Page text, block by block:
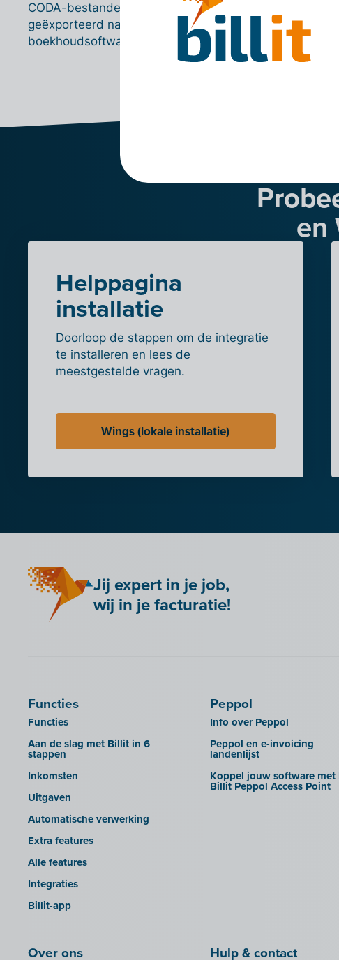
CODA-bestanden mee
geëxporteerd naar de
boekhoudsoftware.
en
Helppagina
installatie
Doorloop de stappen om de integratie
te installeren en lees de
meestgestelde vragen.
Wings (lokale installatie)
Jij expert in je job,
wij in je facturatie!
Functies
Functies
Aan de slag met Billit in 6
stappen
Inkomsten
Uitgaven
Automatische verwerking
Extra features
Alle features
Integraties
Billit-app
Peppol
Info over Peppol
Peppol en e-invoicing
landenlijst
Koppel jouw software met
Billit Peppol Access Point
Over ons Hulp & contact